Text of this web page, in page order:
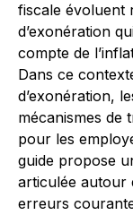
fiscale évoluent
d’exonération
compte de
Dans ce
d’exonération,
mécanismes de
pour les
guide propose
articulée autour
erreurs